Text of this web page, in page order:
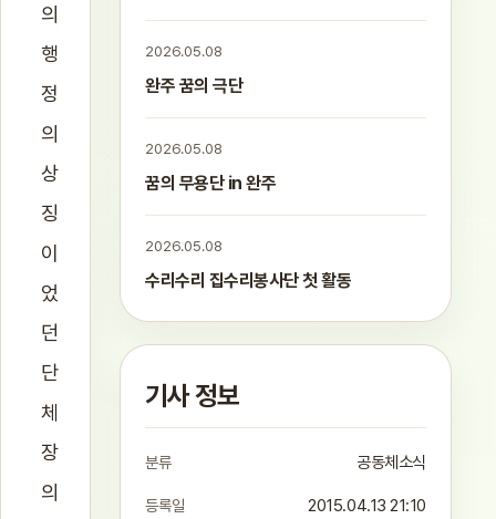
의
행
정
의
상
징
이
었
던
단
체
장
의
2026.05.08
완주 꿈의 극단
2026.05.08
꿈의 무용단 in 완주
2026.05.08
수리수리 집수리봉사단 첫 활동
기사 정보
분류 공동체소식
등록일 2015.04.13 21:10